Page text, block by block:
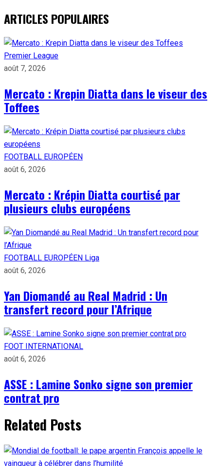
ARTICLES POPULAIRES
Premier League
août 7, 2026
Mercato : Krepin Diatta dans le viseur des
Toffees
FOOTBALL EUROPÉEN
août 6, 2026
Mercato : Krépin Diatta courtisé par
plusieurs clubs européens
FOOTBALL EUROPÉEN Liga
août 6, 2026
Yan Diomandé au Real Madrid : Un
transfert record pour l’Afrique
FOOT INTERNATIONAL
août 6, 2026
ASSE : Lamine Sonko signe son premier
contrat pro
Related Posts